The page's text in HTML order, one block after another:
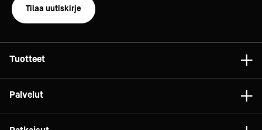
Tilaa uutiskirje
Tuotteet
Palvelut
Konsultointi